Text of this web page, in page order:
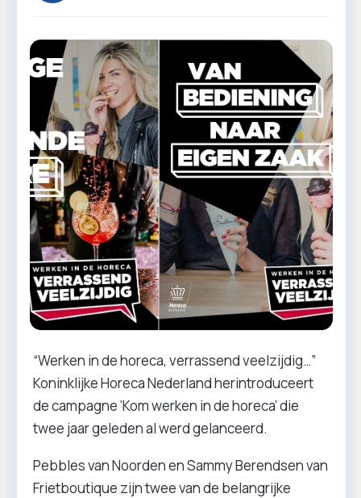
“Werken in de horeca, verrassend veelzijdig…”
Koninklijke Horeca Nederland herintroduceert
de campagne ‘Kom werken in de horeca’ die
twee jaar geleden al werd gelanceerd.
Pebbles van Noorden en Sammy Berendsen van
Frietboutique zijn twee van de belangrijke